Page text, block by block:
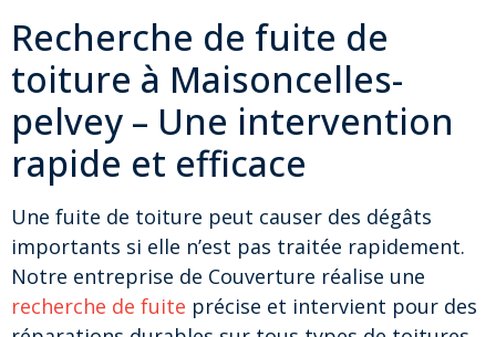
Recherche de fuite de
toiture à Maisoncelles-
pelvey – Une intervention
rapide et efficace
Une fuite de toiture peut causer des dégâts
importants si elle n’est pas traitée rapidement.
Notre entreprise de Couverture réalise une
recherche de fuite précise et intervient pour des